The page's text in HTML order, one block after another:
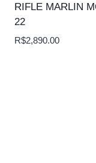
RIFLE MARLIN
22
R$2,890.00